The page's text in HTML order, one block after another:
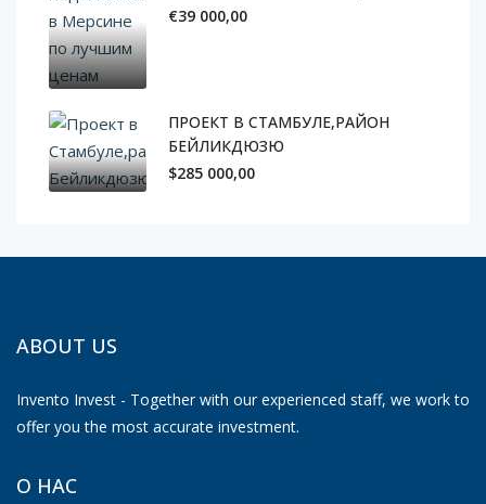
€39 000,00
ПРОЕКТ В СТАМБУЛЕ,РАЙОН
БЕЙЛИКДЮЗЮ
$285 000,00
ABOUT US
Invento Invest - Together with our experienced staff, we work to
offer you the most accurate investment.
О НАС